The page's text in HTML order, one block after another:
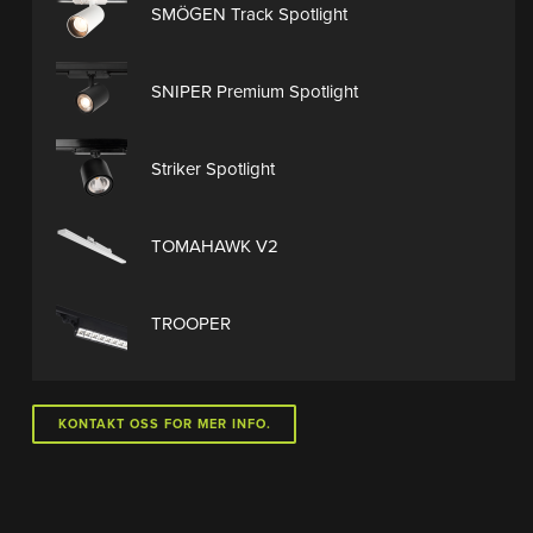
SMÖGEN Track Spotlight
SNIPER Premium Spotlight
Striker Spotlight
TOMAHAWK V2
TROOPER
KONTAKT OSS FOR MER INFO.